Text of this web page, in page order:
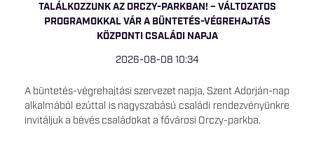
TALÁLKOZZUNK AZ ORCZY-PARKBAN! – VÁLTOZATOS
PROGRAMOKKAL VÁR A BÜNTETÉS-VÉGREHAJTÁS
KÖZPONTI CSALÁDI NAPJA
2026-08-08 10:34
A büntetés-végrehajtási szervezet napja, Szent Adorján-nap
alkalmából ezúttal is nagyszabású családi rendezvényünkre
invitáljuk a bévés családokat a fővárosi Orczy-parkba.